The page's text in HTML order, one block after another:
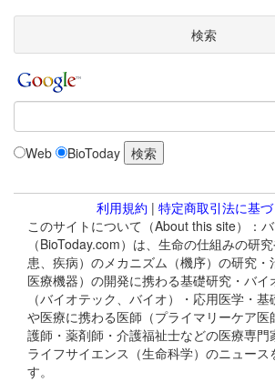
検索
Web BioToday
利用規約 | 特定商取引法に基
このサイトについて（About this site）：
（BioToday.com）は、生命の仕組みの研
患、疾病）のメカニズム（機序）の研究・
医療機器）の開発に携わる基礎研究・バイ
（バイオテック、バイオ）・応用医学・
や医療に携わる医師（プライマリーケア医
護師・薬剤師・介護福祉士などの医療専門
ライフサイエンス（生命科学）のニュース
す。